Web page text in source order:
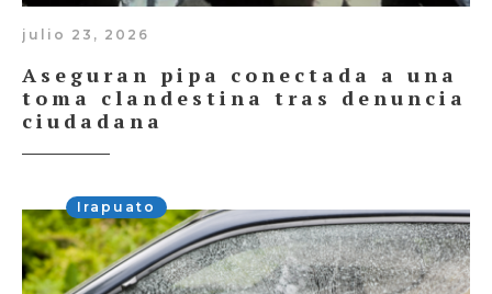
julio 23, 2026
Aseguran pipa conectada a una
toma clandestina tras denuncia
ciudadana
Irapuato